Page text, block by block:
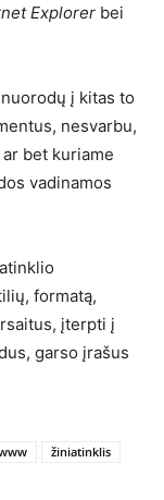
Explorer bei
į kitas to
nesvarbu,
bet kuriame
vadinamos
formatą,
įterpti į
garso įrašus
žiniatinklis